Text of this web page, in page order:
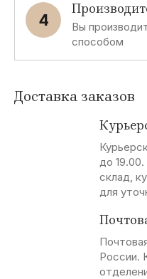
4
Вы
способом
Доставка заказов
до
склад,
для
России.